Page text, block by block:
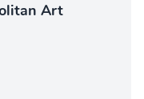
Art